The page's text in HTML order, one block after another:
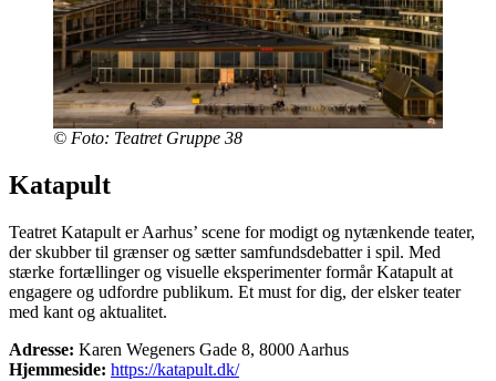
© Foto: Teatret Gruppe 38
Katapult
Teatret Katapult er Aarhus’ scene for modigt og nytænkende teater,
der skubber til grænser og sætter samfundsdebatter i spil. Med
stærke fortællinger og visuelle eksperimenter formår Katapult at
engagere og udfordre publikum. Et must for dig, der elsker teater
med kant og aktualitet.
Adresse: Karen Wegeners Gade 8, 8000 Aarhus
Hjemmeside: https://katapult.dk/